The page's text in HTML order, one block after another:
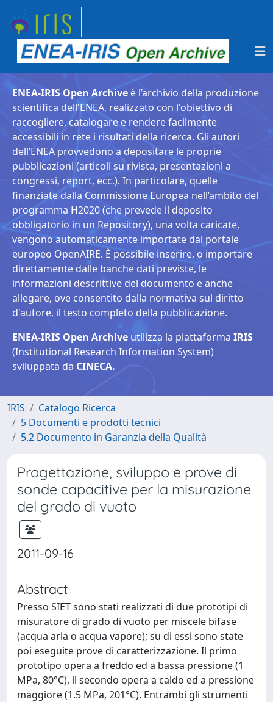
ENEA-IRIS Open Archive è l’archivio della produzione
scientifica dell'ENEA, realizzato con l'obiettivo di
raccogliere, catalogare e rendere facilmente
accessibili in rete i risultati della ricerca. Gli autori
dell’ENEA provvedono a depositare le proprie
pubblicazioni (articoli su rivista, presentazioni a
congressi, report, ecc.). In particolare, quelle
finanziate dalla Commissione Europea nell’ambito del
programma H2020 (che prevede il deposito
obbligatorio in un Repository), una volta caricate,
vengono automaticamente importate dal portale
europeo OpenAIRE. È possibile inserire, o importare
direttamente dalle banche dati previste, le
informazioni descrittive del documento e anche
allegare, ove consentito dalla normativa sul diritto
d'autore, il testo completo della pubblicazione.
ENEA-IRIS Open Archive utilizza la piattaforma IRIS
(Institutional Research Information System)
sviluppata da CINECA.
IRIS
Catalogo Ricerca
5 Documenti e prodotti tecnici
5.2 Documento in Garanzia della Qualità
Progettazione, sviluppo e prove di
sonde capacitive per la misurazione
del grado di vuoto
2011-09-16
Abstract
Presso SIET sono stati realizzati di due prototipi di
misuratore di grado di vuoto per miscele bifase
(acqua aria o acqua vapore); su di essi sono state
poi eseguite prove di caratterizzazione. Il primo
prototipo opera a freddo ed a bassa pressione (1
MPa, 80°C), il secondo opera a caldo ed a pressione
maggiore (1.5 MPa, 201°C). Entrambi gli strumenti